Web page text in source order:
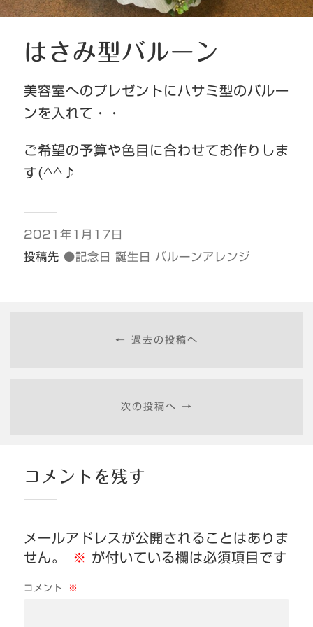
はさみ型バルーン
美容室へのプレゼントにハサミ型のバルー
ンを入れて・・
ご希望の予算や色目に合わせてお作りしま
す(^^♪
2021年1月17日
投稿先 ●記念日 誕生日 バルーンアレンジ
← 過去の投稿へ
次の投稿へ →
コメントを残す
メールアドレスが公開されることはありま
せん。
※ が付いている欄は必須項目です
コメント ※